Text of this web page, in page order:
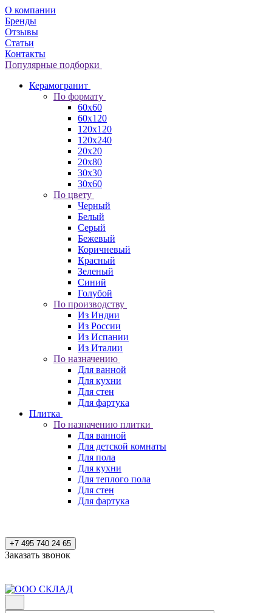
О компании
Бренды
Отзывы
Статьи
Контакты
Популярные подборки
Керамогранит
По формату
60x60
60x120
120x120
120x240
20x20
20x80
30x30
30x60
По цвету
Черный
Белый
Серый
Бежевый
Коричневый
Красный
Зеленый
Синий
Голубой
По производству
Из Индии
Из России
Из Испании
Из Италии
По назначению
Для ванной
Для кухни
Для стен
Для фартука
Плитка
По назначению плитки
Для ванной
Для детской комнаты
Для пола
Для кухни
Для теплого пола
Для стен
Для фартука
+7 495 740 24 65
Заказать звонок